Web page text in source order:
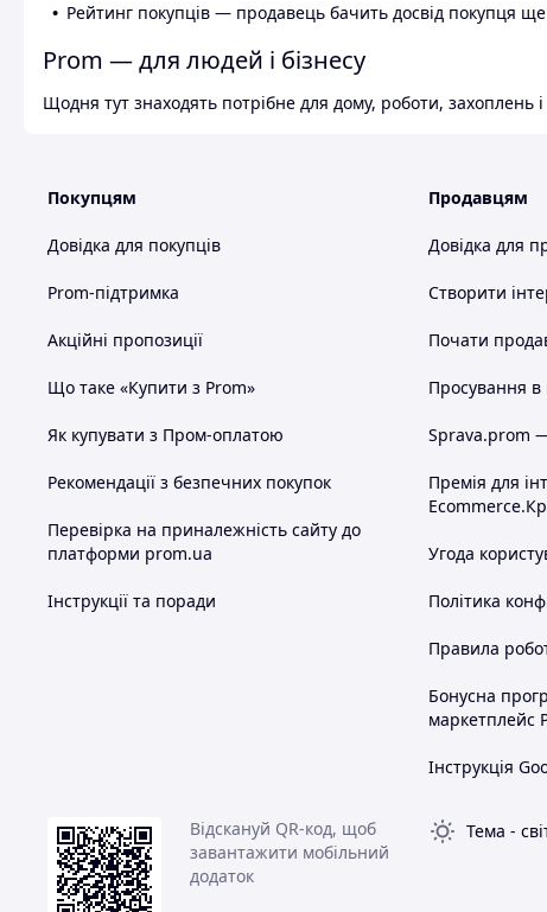
Рейтинг покупців — продавець бачить досвід покупця
Prom — для людей і бізнесу
Щодня тут знаходять потрібне для дому, роботи, захоплень
Покупцям
Довідка для покупців
Prom-підтримка
Акційні пропозиції
Що таке «Купити з Prom»
Як купувати з Пром-оплатою
Рекомендації з безпечних покупок
Перевірка на приналежність сайту до
платформи prom.ua
Інструкції та поради
Продавцям
Довідка для
Створити
Почати
Просування в
Sprava.prom
Премія для
Угода
Політика
Правила
Бонусна
маркетплейс
Інструкція
Відскануй QR-код, щоб
завантажити мобільний
додаток
Тема -